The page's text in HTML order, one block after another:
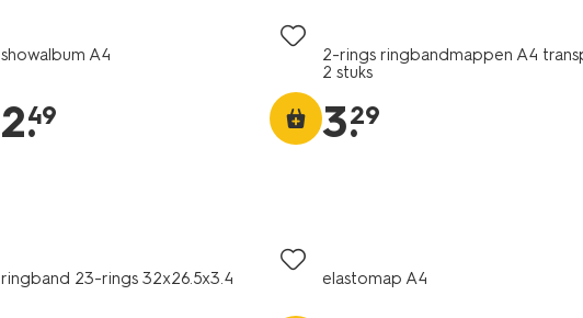
showalbum A4
2.
49
2-rings ringbandmappen A4
2 stuks
3.
29
ringband 23-rings 32x26.5x3.4 elastomap A4